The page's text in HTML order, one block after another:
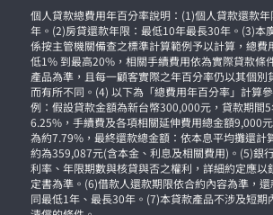
個人貸款總費用年百分率說明：(1)個人貸款還款
年。(2)房貸還款年限：最低10年最長30年。(3)本
係按主管機關備查之標準計算範例予以計算，總費
低1% 到最高20%，相關手續費用依為實際貸款條
產品為準，且每一顧客實際之年百分率仍以其個別
而有所不同。(4) 以下為「總費用年百分率」計算
例：假設貸款金額為新台幣300,000元，貸款期間
6.25%，手續費及各項相關延伸費用總金額9,000
為約7.79%，最終還款總金額：依本息平均攤還計
約為359,087元(含本金、利息及相關費用)。(5)銀
利率、年限期數與核貸與否之權利，詳細約定應以
定書為準。(6)借款人還款期限依合約內容為準，
同最低1年、最長30年。(7)本貸款產品不涉及短期